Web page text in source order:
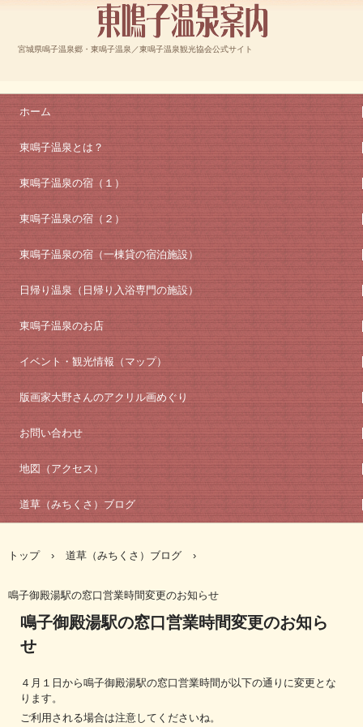
宮城県鳴子温泉郷・東鳴子温泉／東鳴子温泉観光協会公式サイト
ホーム
東鳴子温泉とは？
東鳴子温泉の宿（１）
東鳴子温泉の宿（２）
東鳴子温泉の宿（一棟貸の宿泊施設）
日帰り温泉（日帰り入浴専門の施設）
東鳴子温泉のお店
イベント・観光情報（マップ）
版画家大野さんのアクリル画めぐり
お問い合わせ
地図（アクセス）
道草（みちくさ）ブログ
トップ › 道草（みちくさ）ブログ ›
鳴子御殿湯駅の窓口営業時間変更のお知らせ
鳴子御殿湯駅の窓口営業時間変更のお知ら
せ
４月１日から鳴子御殿湯駅の窓口営業時間が以下の通りに変更とな
ります。
ご利用される場合は注意してくださいね。